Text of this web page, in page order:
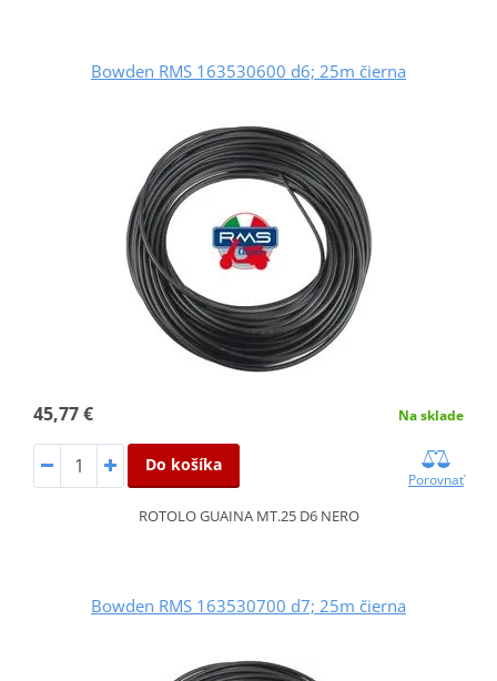
Bowden RMS 163530600 d6; 25m čierna
45,77 € Na sklade
Do košíka
Porovnať
ROTOLO GUAINA MT.25 D6 NERO
Bowden RMS 163530700 d7; 25m čierna